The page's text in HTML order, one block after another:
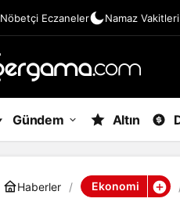
Nöbetçi Eczaneler Namaz Vakitleri
Gündem Altın
Haberler Ekonomi